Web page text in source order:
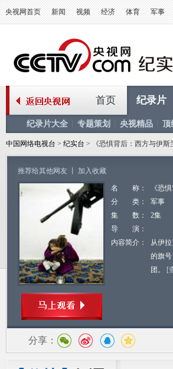
央视网首页 新闻 视频 经济 体育 军事
首页 纪录片
纪录片大全 专题策划 央视精品 顶
中国网络电视台 > 纪实台 > 《恐惧背后：西方与伊斯
推荐给其他网友 加入收藏
名 称：
《恐
分 类：
军事
集 数：
2集
导 演：
内容简介：
从伊
的旗
团。
[
分享：